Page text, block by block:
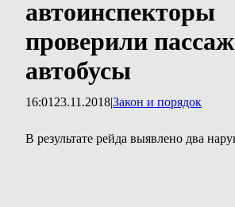
автоинспекторы
проверили
автобусы
16:01 23.11.2018|Закон и порядок
В результате рейда выявлено два